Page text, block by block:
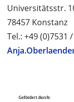
Universitätsstr.
78457 Konstanz
Tel.: +49 (0)7531